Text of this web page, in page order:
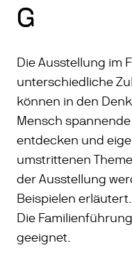
G
Die Ausstellung im
unterschiedliche
können in den
Mensch
entdecken und
umstrittenen
der Ausstellung
Beispielen erläutert.
Die
geeignet.